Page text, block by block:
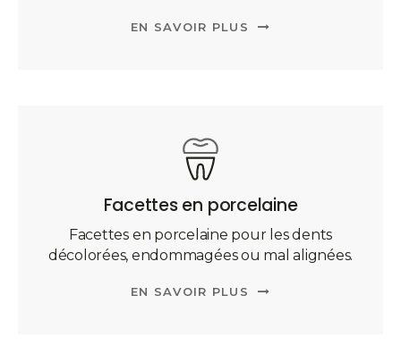
EN SAVOIR PLUS
Facettes en porcelaine
Facettes en porcelaine pour les dents
décolorées, endommagées ou mal alignées.
EN SAVOIR PLUS